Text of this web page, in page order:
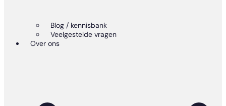
Blog / kennisbank
Veelgestelde vragen
Over ons